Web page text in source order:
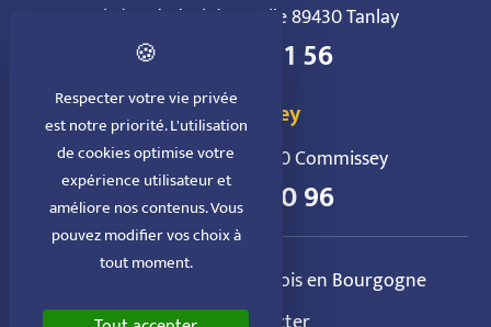
Pl. du Général de Gaulle 89430 Tanlay
03 86 75 71 56
Commissey
6 Pl. de la Mairie 89430 Commissey
03 86 75 70 96
Le Tonnerrois en Bourgogne
Respecter votre vie privée
est notre priorité. L'utilisation
de cookies optimise votre
expérience utilisateur et
améliore nos contenus. Vous
pouvez modifier vos choix à
tout moment.